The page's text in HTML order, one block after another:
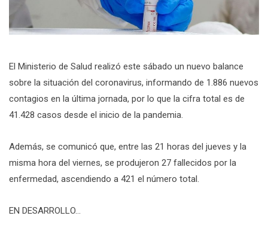
El Ministerio de Salud realizó este sábado un nuevo balance
sobre la situación del coronavirus, informando de 1.886 nuevos
contagios en la última jornada, por lo que la cifra total es de
41.428 casos desde el inicio de la pandemia.
Además, se comunicó que, entre las 21 horas del jueves y la
misma hora del viernes, se produjeron 27 fallecidos por la
enfermedad, ascendiendo a 421 el número total.
EN DESARROLLO…